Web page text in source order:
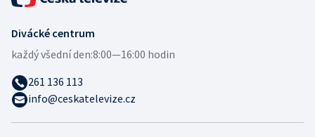
Divácké centrum
každý všední den:8:00—16:00 hodin
261 136 113
info@ceskatelevize.cz